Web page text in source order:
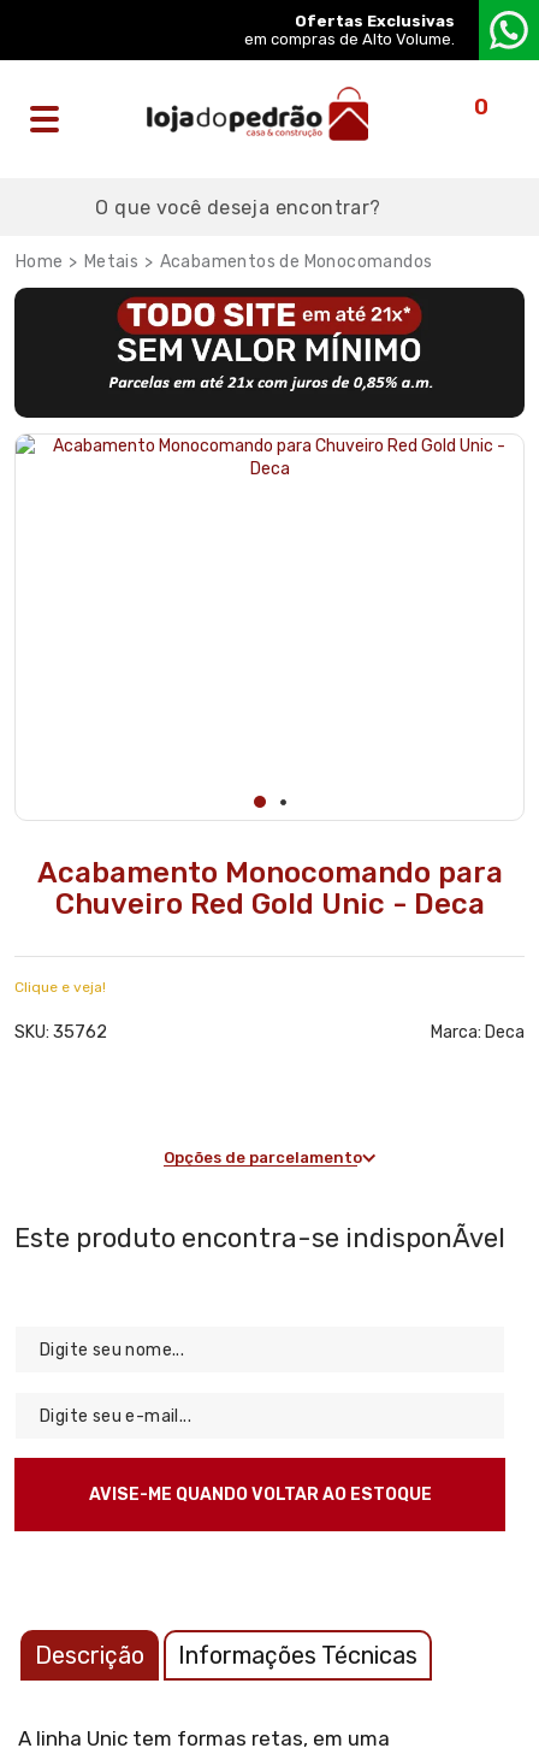
Ofertas Exclusivas
em compras de Alto Volume.
0
Metais Acabamentos de Monocomandos
Acabamento Monocomando para
Chuveiro Red Gold Unic - Deca
Clique e veja!
SKU: 35762 Marca: Deca
Opções de parcelamento
Descrição Informações Técnicas
A linha Unic tem formas retas, em uma